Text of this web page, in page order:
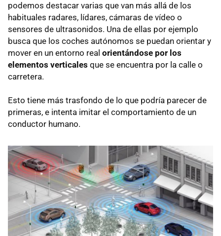
podemos destacar varias que van más allá de los
habituales radares, lídares, cámaras de vídeo o
sensores de ultrasonidos. Una de ellas por ejemplo
busca que los coches autónomos se puedan orientar y
mover en un entorno real orientándose por los
elementos verticales que se encuentra por la calle o
carretera.
Esto tiene más trasfondo de lo que podría parecer de
primeras, e intenta imitar el comportamiento de un
conductor humano.